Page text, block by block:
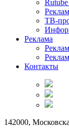
ТВ-
Реклама
Контакты
142000,